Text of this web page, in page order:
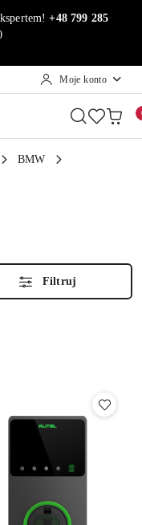
+48 799 285
Moje konto
BMW
Filtruj